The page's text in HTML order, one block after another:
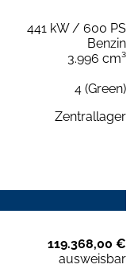
441 kW / 600 PS
Benzin
3.996 cm³
4 (Green)
Zentrallager
119.368,00 €
ausweisbar